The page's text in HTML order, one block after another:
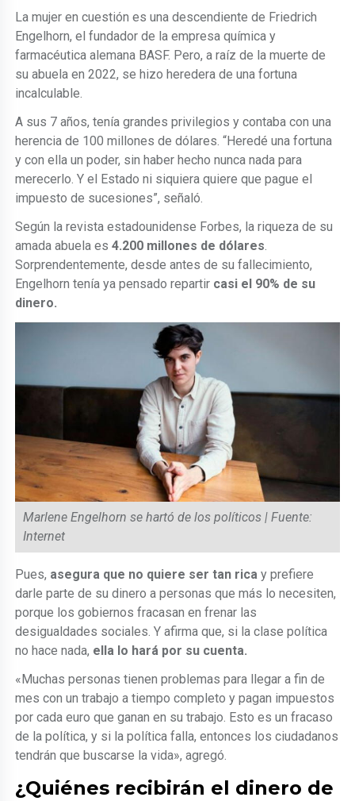
La mujer en cuestión es una descendiente de Friedrich
Engelhorn, el fundador de la empresa química y
farmacéutica alemana BASF. Pero, a raíz de la muerte de
su abuela en 2022, se hizo heredera de una fortuna
incalculable.
A sus 7 años, tenía grandes privilegios y contaba con una
herencia de 100 millones de dólares. “Heredé una fortuna
y con ella un poder, sin haber hecho nunca nada para
merecerlo. Y el Estado ni siquiera quiere que pague el
impuesto de sucesiones”, señaló.
Según la revista estadounidense Forbes, la riqueza de su
amada abuela es4.200 millones de dólares.
Sorprendentemente, desde antes de su fallecimiento,
Engelhorn tenía ya pensado repartir casi el 90% de su
dinero.
Marlene Engelhorn se hartó de los políticos | Fuente:
Internet
Pues, asegura que no quiere ser tan rica y prefiere
darle parte de su dinero a personas que más lo necesiten,
porque los gobiernos fracasan en frenar las
desigualdades sociales. Y afirma que, si la clase política
no hace nada, ella lo hará por su cuenta.
«Muchas personas tienen problemas para llegar a fin de
mes con un trabajo a tiempo completo y pagan impuestos
por cada euro que ganan en su trabajo. Esto es un fracaso
de la política, y si la política falla, entonces los ciudadanos
tendrán que buscarse la vida», agregó.
¿Quiénes recibirán el dinero de